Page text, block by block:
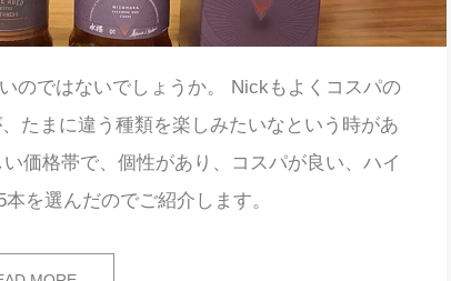
のではないでしょうか。 Nickもよくコスパの
たまに違う種類を楽しみたいなという時があ
価格帯で、個性があり、コスパが良い、ハイ
を選んだのでご紹介します。